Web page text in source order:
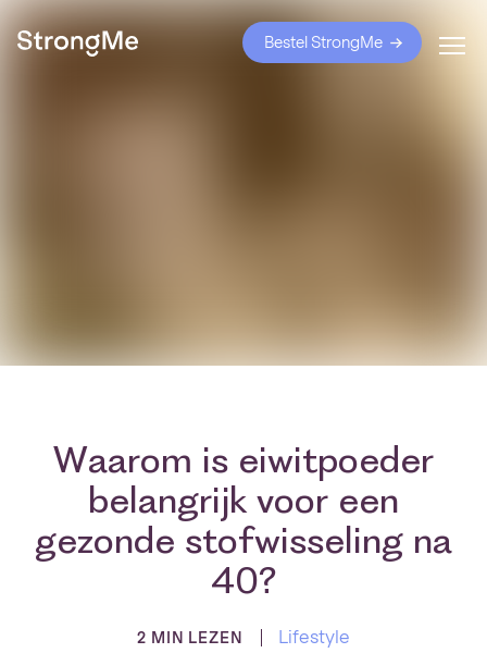
Bestel StrongMe
Waarom is eiwitpoeder
belangrijk voor een
gezonde stofwisseling na
40?
2 MIN LEZEN Lifestyle